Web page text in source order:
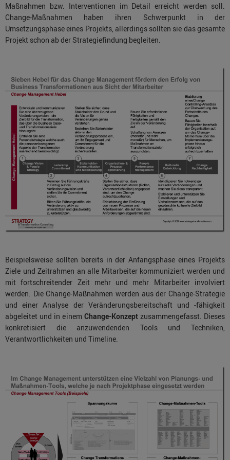
Maßnahmen bzw. Interventionen im Detail erreicht werden soll.
Change-Maßnahmen haben ihren Schwerpunkt in der
Umsetzungsphase eines Projekts, allerdings sollten sie das gesamte
Projekt schon ab der Strategiefindung begleiten.
Beispielsweise sollten bereits in der Anfangsphase eines Projekts
Ziele und Zeitrahmen an alle Mitarbeiter kommuniziert werden und
mit fortschreitender Zeit mehr und mehr Mitarbeiter involviert
werden. Die Change-Maßnahmen werden aus der Change-Strategie
und einer Analyse der Veränderungsbereitschaft und -fähigkeit
abgeleitet und in einem Change-Konzeptzusammengefasst. Dieses
konkretisiert die anzuwendenden Tools und Techniken,
Verantwortlichkeiten und Timeline.